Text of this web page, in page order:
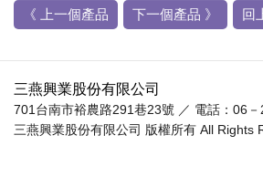
《 上一個產品 下一個產品 》 回
三燕興業股份有限公司
701台南市裕農路291巷23號 ／ 電話：06
三燕興業股份有限公司 版權所有 All Rights